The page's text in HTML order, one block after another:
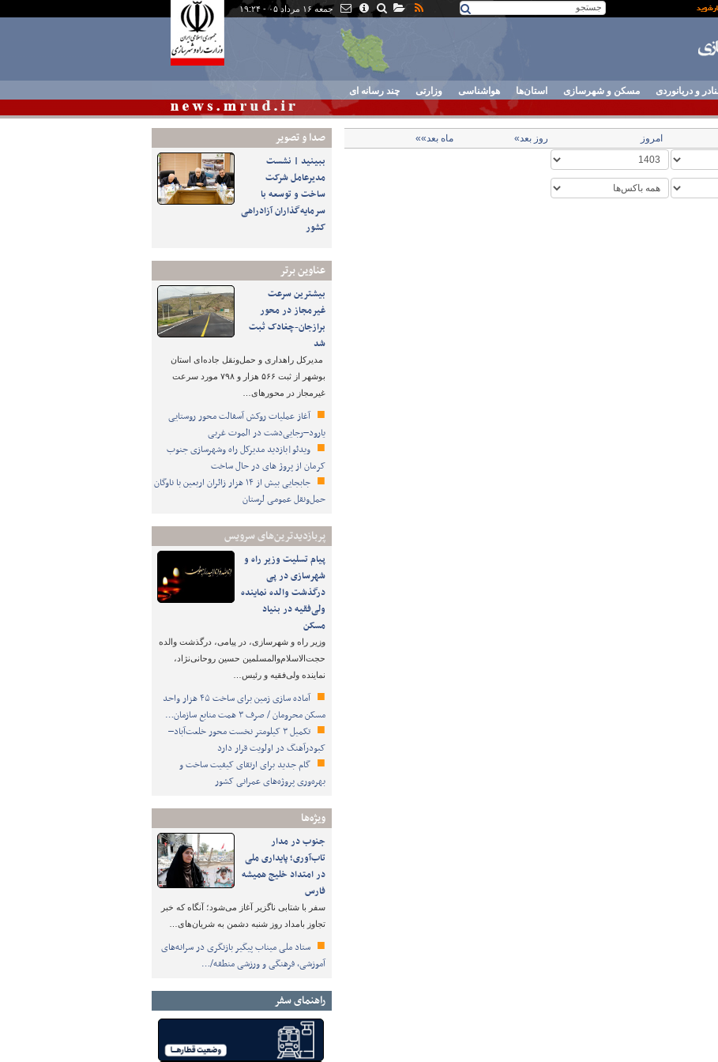
جمعه ۱۶ مرداد ۰۵ - ۱۹:۲۴
و دریانوردی مسکن و شهرسازی استان‌ها هواشناسی وزارتی چند رسانه ای
صدا و تصوير
ببینید | نشست
مدیرعامل شرکت
ساخت و توسعه با
سرمایه‌گذاران آزادراهی
کشور
عناوین برتر
بیشترین سرعت
غیرمجاز در محور
برازجان-چغادک ثبت
شد
مدیرکل راهداری و حمل‌ونقل جاده‌ای استان
بوشهر از ثبت ۵۶۶ هزار و ۷۹۸ مورد سرعت
غیرمجاز در محورهای…
آغاز عملیات روکش آسفالت محور روستایی
یارود–رجایی‌دشت در الموت غربی
ویدئو|بازدید مدیرکل راه وشهرسازی جنوب
کرمان از پروژ های در حال ساخت
جابجایی بیش از ۱۴ هزار زائران اربعین با ناوگان
حمل‌ونقل عمومی لرستان
پربازدیدترین‌های سرویس
پیام تسلیت وزیر راه و
شهرسازی در پی
درگذشت والده نماینده
ولی‌فقیه در بنیاد
مسکن
وزیر راه و شهرسازی، در پیامی، درگذشت والده
حجت‌الاسلام‌والمسلمین حسین روحانی‌نژاد،
نماینده ولی‌فقیه و رئیس…
آماده سازی زمین برای ساخت ۴۵ هزار واحد
مسکن محرومان / صرف ۳ همت منابع سازمان…
تکمیل ۳ کیلومتر نخست محور خلعت‌آباد–
کبودرآهنگ در اولویت قرار دارد
گام جدید برای ارتقای کیفیت ساخت و
بهره‌وری پروژه‌های عمرانی کشور
ویژه‌ها
جنوب در مدار
تاب‌آوری؛ پایداری ملی
در امتداد خلیج همیشه
فارس
سفر با شتابی ناگزیر آغاز می‌شود؛ آنگاه که خبر
تجاوز بامداد روز شنبه دشمن به شریان‌های…
ستاد ملی میناب پیگیر بازنگری در سرانه‌های
آموزشی، فرهنگی و ورزشی منطقه/…
راهنمای سفر
امروز روز بعد» ماه بعد»»